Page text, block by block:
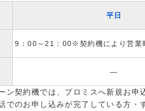
平日
9：00～21：00※契約機により営業
―
ン契約機では、プロミスへ新規お申
でのお申し込みが完了している方